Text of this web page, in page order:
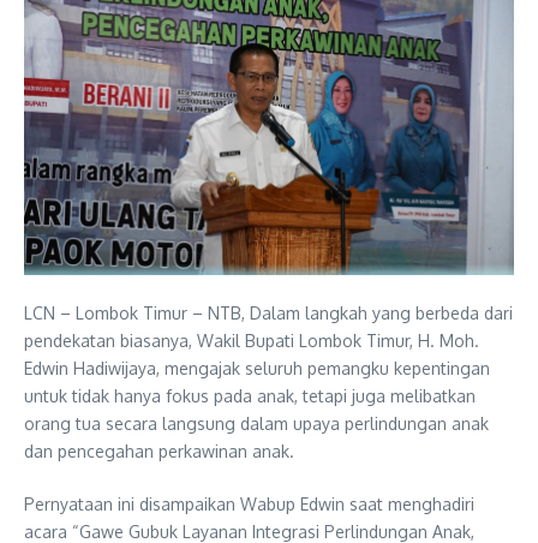
LCN – Lombok Timur – NTB, Dalam langkah yang berbeda dari
pendekatan biasanya, Wakil Bupati Lombok Timur, H. Moh.
Edwin Hadiwijaya, mengajak seluruh pemangku kepentingan
untuk tidak hanya fokus pada anak, tetapi juga melibatkan
orang tua secara langsung dalam upaya perlindungan anak
dan pencegahan perkawinan anak.
​Pernyataan ini disampaikan Wabup Edwin saat menghadiri
acara “Gawe Gubuk Layanan Integrasi Perlindungan Anak,